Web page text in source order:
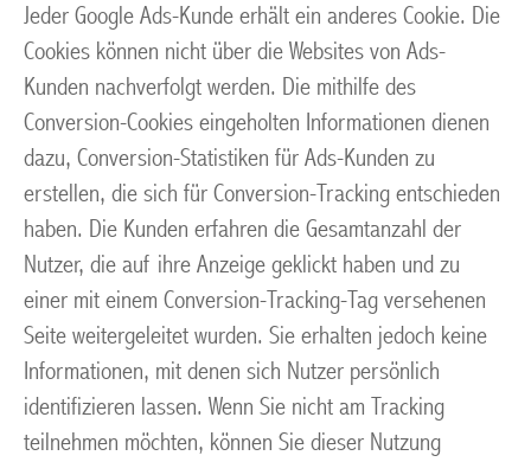
Jeder Google Ads-Kunde erhält ein anderes Cookie. Die
Cookies können nicht über die Websites von Ads-
Kunden nachverfolgt werden. Die mithilfe des
Conversion-Cookies eingeholten Informationen dienen
dazu, Conversion-Statistiken für Ads-Kunden zu
erstellen, die sich für Conversion-Tracking entschieden
haben. Die Kunden erfahren die Gesamtanzahl der
Nutzer, die auf ihre Anzeige geklickt haben und zu
einer mit einem Conversion-Tracking-Tag versehenen
Seite weitergeleitet wurden. Sie erhalten jedoch keine
Informationen, mit denen sich Nutzer persönlich
identifizieren lassen. Wenn Sie nicht am Tracking
teilnehmen möchten, können Sie dieser Nutzung